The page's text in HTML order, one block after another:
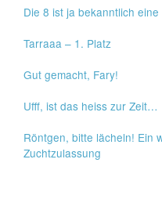
Die 8 ist ja bekanntlich
Tarraaa – 1. Platz
Gut gemacht, Fary!
Ufff, ist das heiss zur Zeit…
Röntgen, bitte lächeln! Ein
Zuchtzulassung